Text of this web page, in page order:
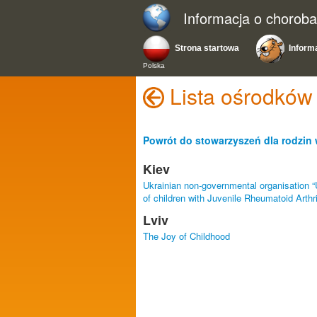
Informacja o
Strona startowa
Polska
Lista
Powrót do stowarzyszeń dla rodzin
Kiev
Ukrainian non-governmental organisation
of children with Juvenile Rheumatoid
Lviv
The Joy of Childhood